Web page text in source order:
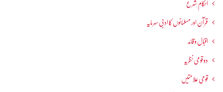
احکامِ شرع
قرآن اور مسلمانوں کا ادبی سرمایہ
اقبال و قائد
دو قومی نظریہ
قومی علامتیں